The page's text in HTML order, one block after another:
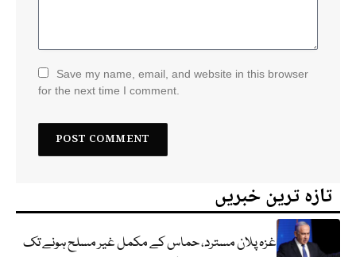
Save my name, email, and website in this browser
for the next time I comment.
تازہ ترین خبریں
غزہ پلان مسترد، حماس کے مکمل غیر مسلح ہونے تک